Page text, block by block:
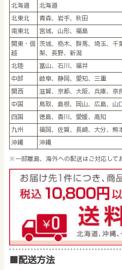
北海道 北海道
北東北
青森、岩手、秋田
南東北
宮城、山形、福島
関東・信
越
茨城、栃木、群馬、埼玉、千
梨、長野、新潟
北陸
富山、石川、福井
中部
岐阜、静岡、愛知、三重
関西
滋賀、京都、大阪、兵庫、奈
中国
鳥取、島根、岡山、広島、山
四国
徳島、香川、愛媛、高知
九州
福岡、佐賀、長崎、大分、熊
沖縄
沖縄
※一部離島、海外への配送はご対応して
■配送方法